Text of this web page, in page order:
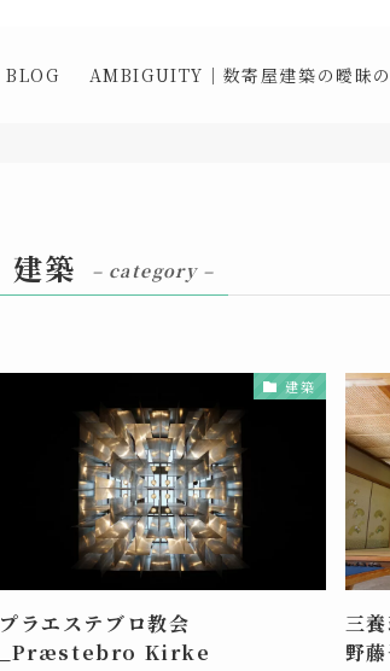
BLOG AMBIGUITY｜数寄屋建築の曖昧
建築 – category –
建築
プラエステブロ教会
_Præstebro Kirke
三
野